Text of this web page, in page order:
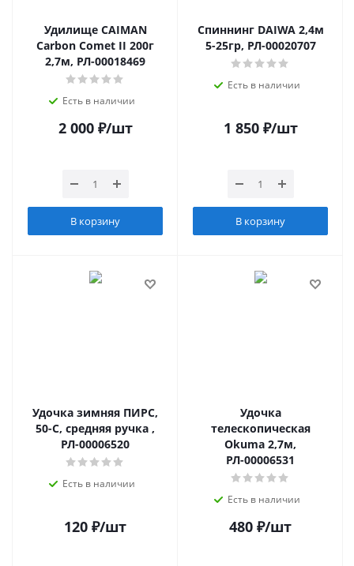
Удилище CAIMAN
Carbon Comet II 200г
2,7м, РЛ-00018469
Есть в наличии
2 000₽/шт
В корзину
Спиннинг DAIWA 2,4м
5-25гр, РЛ-00020707
Есть в наличии
1 850₽/шт
В корзину
Удочка зимняя ПИРС,
50-С, средняя ручка ,
РЛ-00006520
Есть в наличии
120 ₽/шт
Удочка
телескопическая
Okuma 2,7м,
РЛ-00006531
Есть в наличии
480 ₽/шт